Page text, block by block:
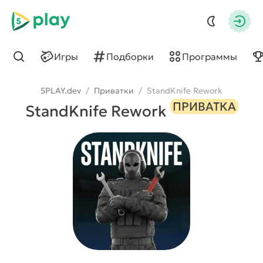
5play
Игры Подборки Программы
Найти
5PLAY.dev / Приватки / StandKnife Rework
StandKnife Rework ПРИВАТКА